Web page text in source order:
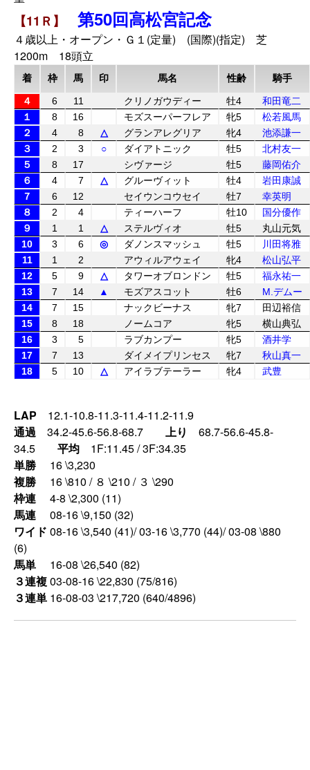
【11Ｒ】 第50回高松宮記念
４歳以上・オープン・Ｇ１(定量) (国際)(指定) 芝
1200m 18頭立
着 枠 馬 印 馬名 性齢 騎手
４ 6 11 クリノガウディー 牡4
和田竜二
１
8 16 モズスーパーフレア 牝5
松若風馬
２
4 8 △ グランアレグリア 牝4
池添謙一
３
2 3 ○ ダイアトニック 牡5
北村友一
５
8 17 シヴァージ 牡5
藤岡佑介
６
4 7 △ グルーヴィット 牡4
岩田康誠
７
6 12 セイウンコウセイ 牡7
幸英明
８
2 4 ティーハーフ 牡10
国分優作
９
1 1 △ ステルヴィオ 牡5
丸山元気
10
3 6 ◎ ダノンスマッシュ 牡5
川田将雅
11
1 2 アウィルアウェイ 牝4
松山弘平
12
5 9 △ タワーオブロンドン 牡5
福永祐一
13
7 14 ▲ モズアスコット 牡6
M.デムー
14
7 15 ナックビーナス 牝7
田辺裕信
15
8 18 ノームコア 牝5
横山典弘
16
3 5 ラブカンプー 牝5
酒井学
17
7 13 ダイメイプリンセス 牝7
秋山真一
18
5 10 △ アイラブテーラー 牝4 武豊
LAP 12.1-10.8-11.3-11.4-11.2-11.9
通過 34.2-45.6-56.8-68.7 上り 68.7-56.6-45.8-
34.5 平均 1F:11.45 / 3F:34.35
単勝
16 \3,230
複勝
16 \810 / ８ \210 / ３ \290
枠連
4-8 \2,300 (11)
馬連
08-16 \9,150 (32)
ワイド 08-16 \3,540 (41)/ 03-16 \3,770 (44)/ 03-08 \880
(6)
馬単
16-08 \26,540 (82)
３連複03-08-16 \22,830 (75/816)
３連単 16-08-03 \217,720 (640/4896)